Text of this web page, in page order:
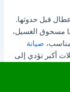
قبل حدوثها.
مسحوق الغسيل،
صيانة
أكبر تؤدي إلى
الغسالة